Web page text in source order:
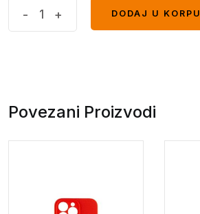
quantity
- +
DODAJ U KORPU
Povezani Proizvodi